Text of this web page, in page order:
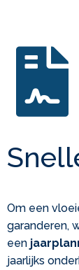
Om een
garanderen,
een
jaarlijks